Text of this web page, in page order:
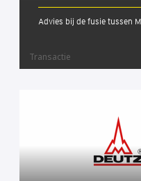
Advies bij de fusie tussen
Transactie